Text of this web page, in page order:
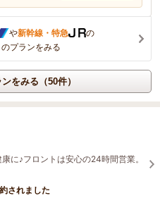
や新幹線・特急
の
プランをみる
をみる（50件）
に♪フロントは安心の24時間営業。
されました